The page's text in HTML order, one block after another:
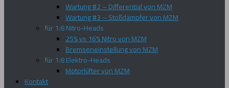
Wartung #2 – Differential von MZM
Wartung #3 – Stoßdämpfer von MZM
für 1:8 Nitro-Heads
25% vs 16% Nitro von MZM
Bremseneinstellung von MZM
für 1:8 Elektro-Heads
Motorlüfter von MZM
Kontakt